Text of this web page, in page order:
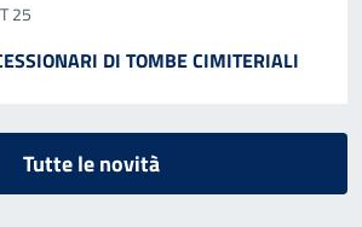
25
DI TOMBE CIMITERIALI
Tutte le novità